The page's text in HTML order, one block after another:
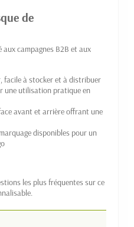
de
campagnes B2B et aux
facile à stocker et à distribuer
une utilisation pratique en
avant et arrière offrant une
disponibles pour un
les plus fréquentes sur ce